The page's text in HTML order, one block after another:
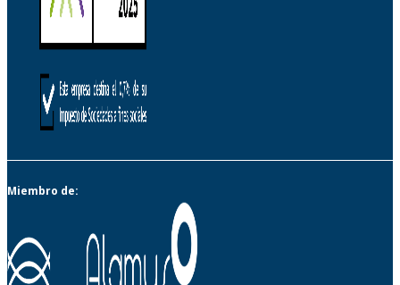
Miembro de: